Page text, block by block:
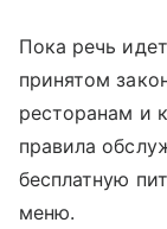
Пока речь
принятом
ресторанам и
правила
бесплатную
меню.